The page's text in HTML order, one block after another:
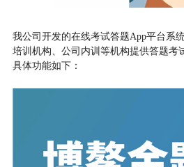
我公司开发的在线考试答题App平台系
培训机构、公司内训等机构提供答题考
具体功能如下：